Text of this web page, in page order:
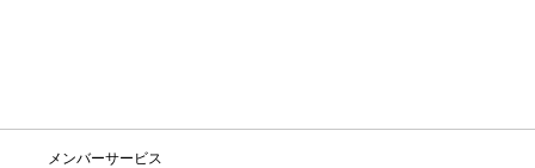
メンバーサービス